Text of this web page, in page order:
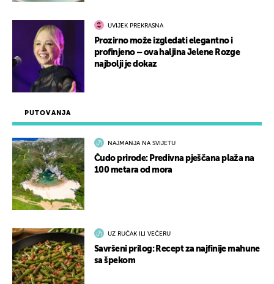
PUTOVANJA
NAJMANJA NA SVIJETU
Čudo prirode: Predivna pješčana plaža na
100 metara od mora
UZ RUČAK ILI VEČERU
Savršeni prilog: Recept za najfinije mahune
sa špekom
UVIJEK PREKRASNA
Prozirno može izgledati elegantno i
profinjeno – ova haljina Jelene Rozge
najbolji je dokaz